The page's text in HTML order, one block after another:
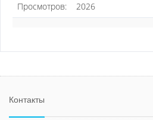
Просмотров:
2026
Контакты